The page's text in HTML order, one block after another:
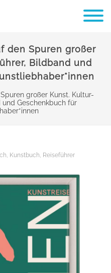
den Spuren großer
Bildband und
großer Kunst. Kultur-
und Geschenkbuch für
, Kunstbuch, Reiseführer